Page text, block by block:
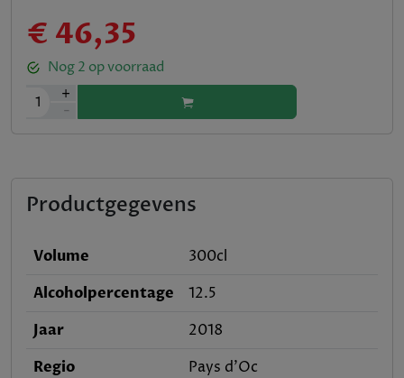
€ 46,35
Nog2 op voorraad
1
+
-
Productgegevens
Volume
300cl
Alcoholpercentage
12.5
Jaar
2018
Regio
Pays d'Oc